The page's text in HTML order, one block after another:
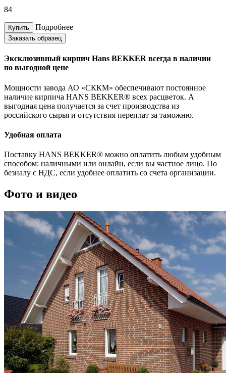
84
Купить Подробнее
Заказать образец
Эксклюзивный кирпич Hans BEKKER всегда в наличии
по выгодной цене
Мощности завода АО «СККМ» обеспечивают постоянное
наличие кирпича HANS BEKKER® всех расцветок. А
выгодная цена получается за счет производства из
российского сырья и отсутствия переплат за таможню.
Удобная оплата
Поставку HANS BEKKER® можно оплатить любым удобным
способом: наличными или онлайн, если вы частное лицо. По
безналу с НДС, если удобнее оплатить со счета организации.
Фото и видео